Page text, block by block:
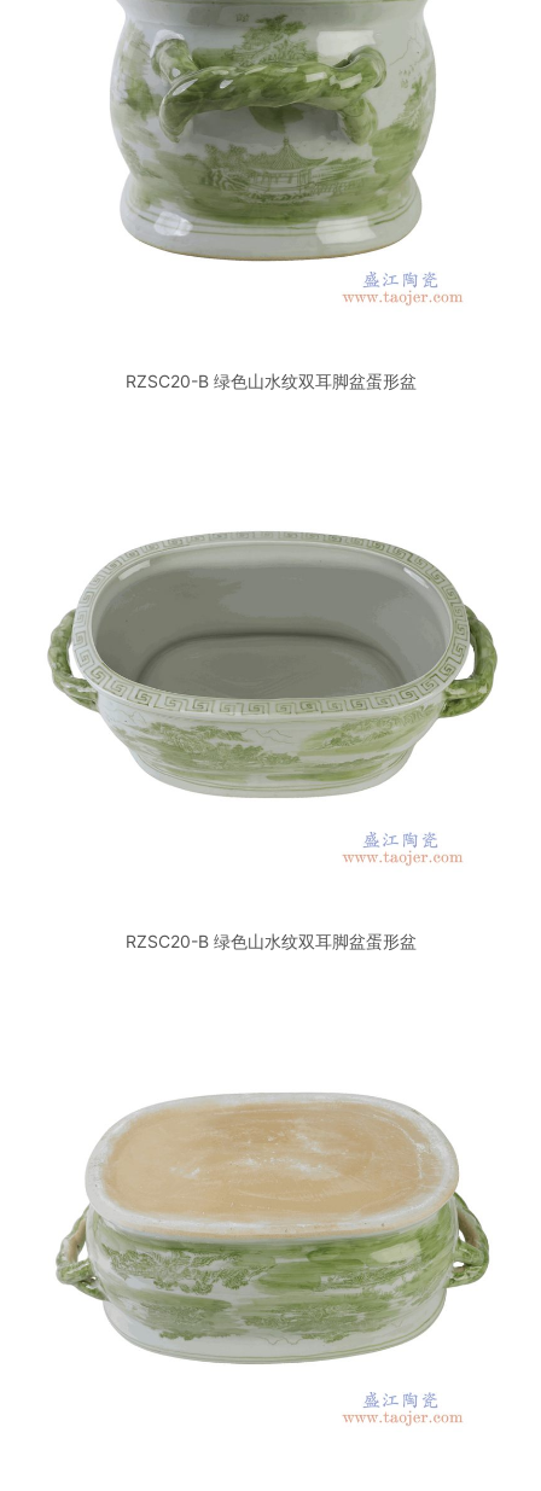
RZSC20-B 绿色山水纹双耳脚盆蛋形盆
RZSC20-B 绿色山水纹双耳脚盆蛋形盆